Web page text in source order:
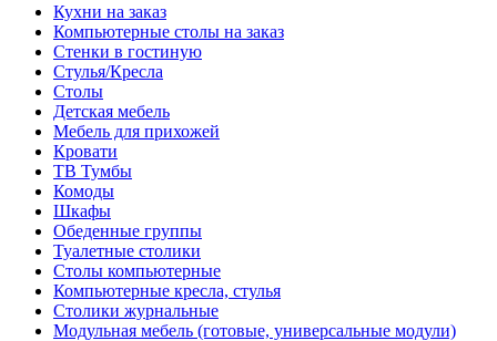
Кухни на заказ
Компьютерные столы на заказ
Стенки в гостиную
Стулья/Кресла
Столы
Детская мебель
Мебель для прихожей
Кровати
ТВ Тумбы
Комоды
Шкафы
Обеденные группы
Туалетные столики
Столы компьютерные
Компьютерные кресла, стулья
Столики журнальные
Модульная мебель (готовые, универсальные модули)